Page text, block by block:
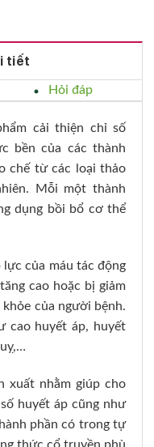
tiết
Hỏi đáp
cải thiện chỉ số
bền của các thành
chế từ các loại thảo
Mỗi một thành
dụng bồi bổ cơ thể
của máu tác động
cao hoặc bị giảm
của người bệnh.
cao huyết áp, huyết
xuất nhằm giúp cho
huyết áp cũng như
phần có trong tự